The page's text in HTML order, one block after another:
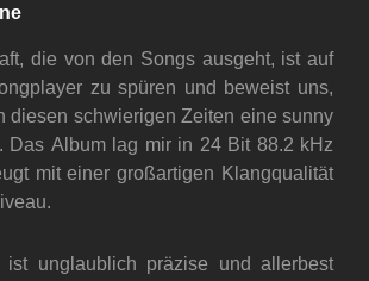
die von den Songs ausgeht, ist auf
zu spüren und beweist uns,
diesen schwierigen Zeiten eine sunny
Das Album lag mir in 24 Bit 88.2 kHz
mit einer großartigen Klangqualität
ist unglaublich präzise und allerbest